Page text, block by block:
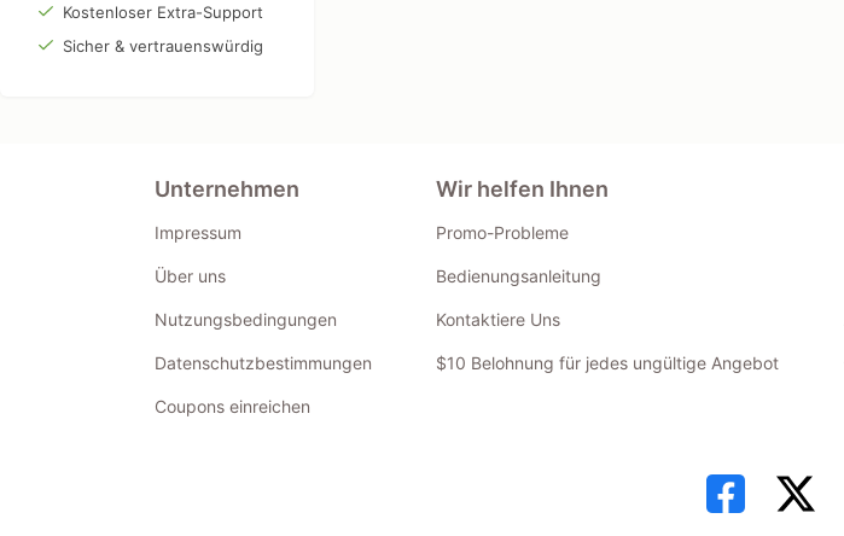
Kostenloser Extra-Support
Sicher & vertrauenswürdig
Unternehmen
Impressum
Über uns
Nutzungsbedingungen
Datenschutzbestimmungen
Coupons einreichen
Wir helfen Ihnen
Promo-Probleme
Bedienungsanleitung
Kontaktiere Uns
$10 Belohnung für jedes ungültige Angebot